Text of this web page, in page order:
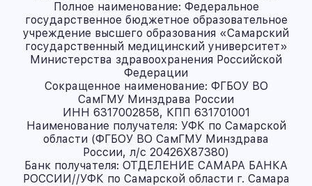
Полное наименование: Федеральное
государственное бюджетное образовательное
учреждение высшего образования «Самарский
государственный медицинский университет»
Министерства здравоохранения Российской
Федерации
Сокращенное наименование: ФГБОУ ВО
СамГМУ Минздрава России
ИНН 6317002858, КПП 631701001
Наименование получателя: УФК по Самарской
области (ФГБОУ ВО СамГМУ Минздрава
России, л/с 20426X87380)
Банк получателя: ОТДЕЛЕНИЕ САМАРА БАНКА
РОССИИ//УФК по Самарской области г. Самара